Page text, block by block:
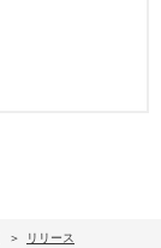
リリース